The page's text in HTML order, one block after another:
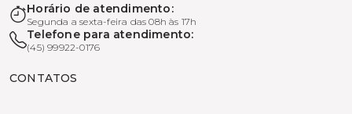
Horário de atendimento:
Segunda a sexta-feira das 08h às 17h
Telefone para atendimento:
(45) 99922-0176
CONTATOS